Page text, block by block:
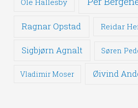
Ole Hallesby
Ragnar Opstad Reidar
Sigbjørn Agnalt Søren
Vladimir Moser Øivind